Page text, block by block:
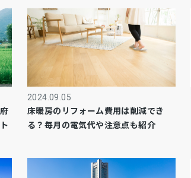
2024.09.05
床暖房のリフォーム費用は削減でき
る？毎月の電気代や注意点も紹介